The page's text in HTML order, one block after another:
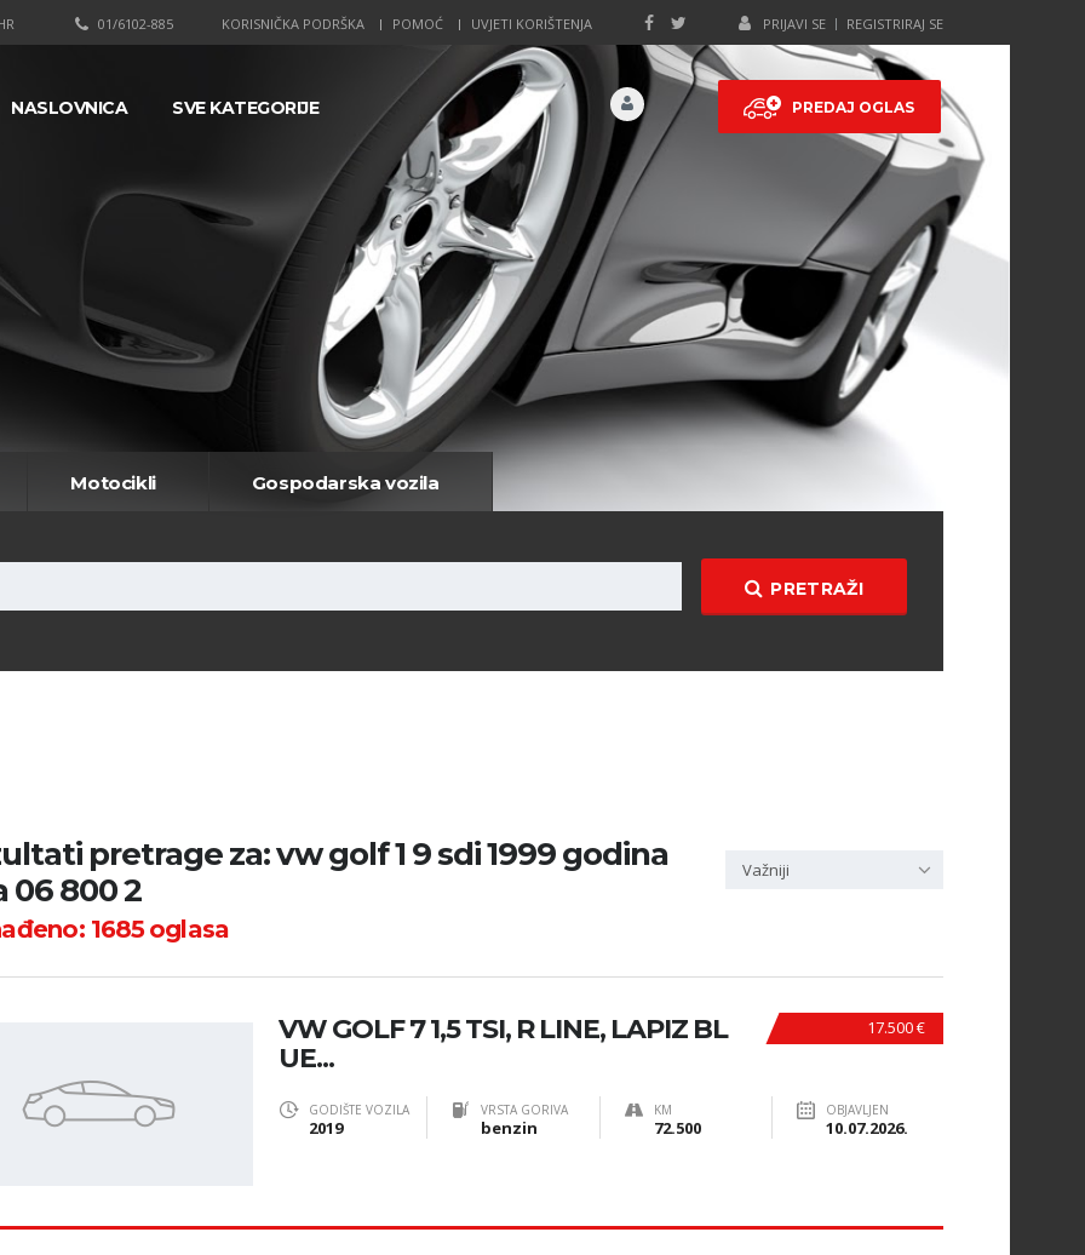
PRIJAVI SE REGISTRIRAJ SE
KORISNIČKA PODRŠKA POMOĆ UVJETI KORIŠTENJA
01/6102-885
PREDAJ OGLAS
NASLOVNICA SVE KATEGORIJE
Motocikli Gospodarska vozila
PRETRAŽI
pretrage za: vw golf 1 9 sdi 1999 godina
06 800 2
1685oglasa
Važniji
17.500 €
VW GOLF 7 1,5 TSI, R LINE, LAPIZ BL
UE...
GODIŠTE VOZILA
2019
VRSTA GORIVA
benzin
KM
72.500
OBJAVLJEN
10.07.2026.